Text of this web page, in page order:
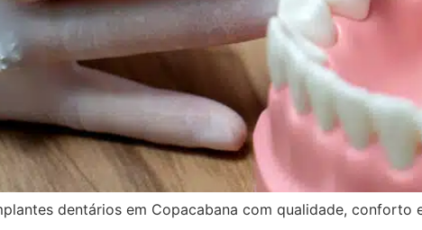
dentários em Copacabana com qualidade,